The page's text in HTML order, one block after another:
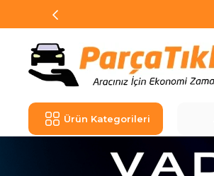
Ürün Kategorileri